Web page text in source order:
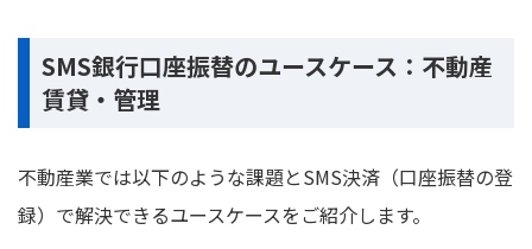
SMS銀行口座振替のユースケース：不動産
賃貸・管理
不動産業では以下のような課題とSMS決済（口座振替の登
録）で解決できるユースケースをご紹介します。